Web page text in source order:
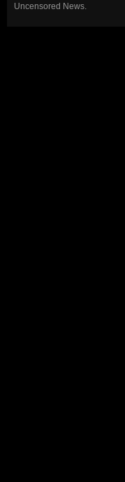
Uncensored News.